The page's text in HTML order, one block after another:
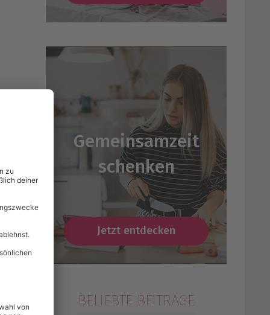
Gemeinsamzeit
schenken
Jetzt entdecken
BELIEBTE BEITRÄGE